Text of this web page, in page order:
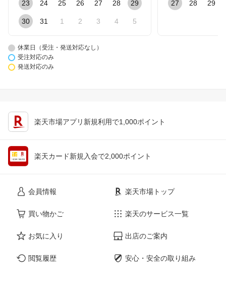
23 24 25 26 27 28 29
30 31 1 2 3 4 5
27 28 29
休業日（受注・発送対応なし）
受注対応のみ
発送対応のみ
楽天市場アプリ新規利用で1,000ポイント
楽天カード新規入会で2,000ポイント
会員情報
買い物かご
お気に入り
閲覧履歴
楽天市場トップ
楽天のサービス一覧
出店のご案内
安心・安全の取り組み